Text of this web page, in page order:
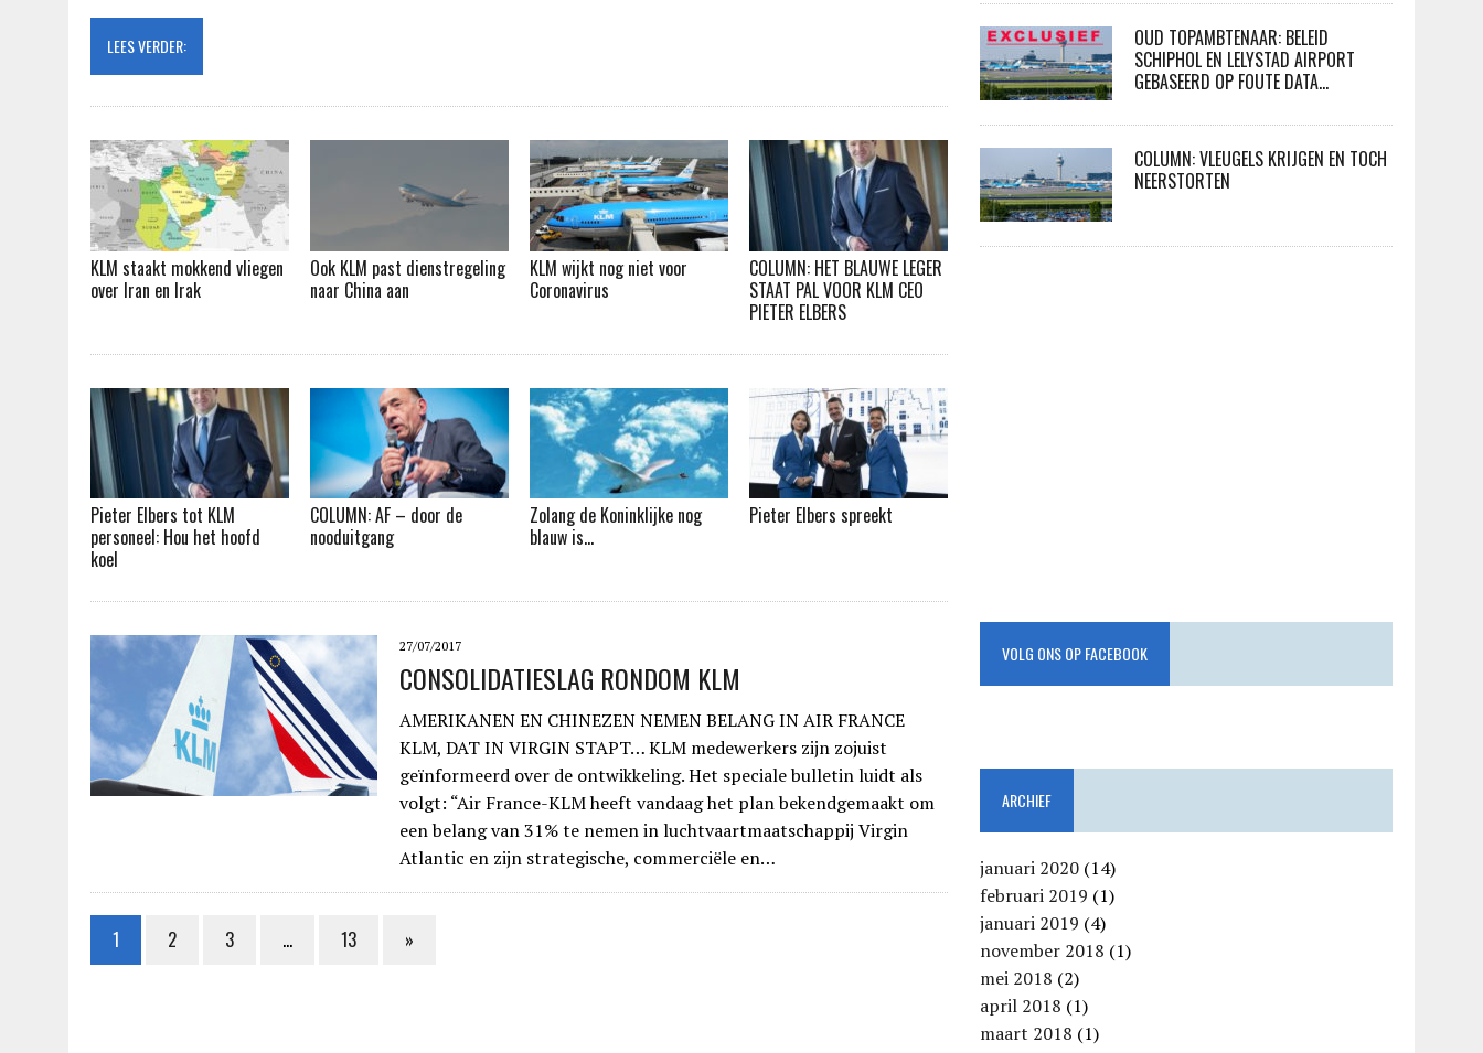
LEES VERDER:
KLM staakt mokkend vliegen
over Iran en Irak
Ook KLM past dienstregeling
naar China aan
KLM wijkt nog niet voor
Coronavirus
COLUMN: HET BLAUWE LEGER
STAAT PAL VOOR KLM CEO
PIETER ELBERS
Pieter Elbers tot KLM
personeel: Hou het hoofd
koel
COLUMN: AF – door de
nooduitgang
Zolang de Koninklijke nog
blauw is…
Pieter Elbers spreekt
27/07/2017
CONSOLIDATIESLAG RONDOM KLM
AMERIKANEN EN CHINEZEN NEMEN BELANG IN AIR FRANCE
KLM, DAT IN VIRGIN STAPT… KLM medewerkers zijn zojuist
geïnformeerd over de ontwikkeling. Het speciale bulletin luidt als
volgt: “Air France-KLM heeft vandaag het plan bekendgemaakt om
een belang van 31% te nemen in luchtvaartmaatschappij Virgin
Atlantic en zijn strategische, commerciële en…
1 2 3 … 13 »
OUD TOPAMBTENAAR: BELEID
SCHIPHOL EN LELYSTAD AIRPORT
GEBASEERD OP FOUTE DATA…
COLUMN: VLEUGELS KRIJGEN EN TOCH
NEERSTORTEN
VOLG ONS OP FACEBOOK
ARCHIEF
januari 2020 (14)
februari 2019 (1)
januari 2019 (4)
november 2018 (1)
mei 2018 (2)
april 2018 (1)
maart 2018 (1)